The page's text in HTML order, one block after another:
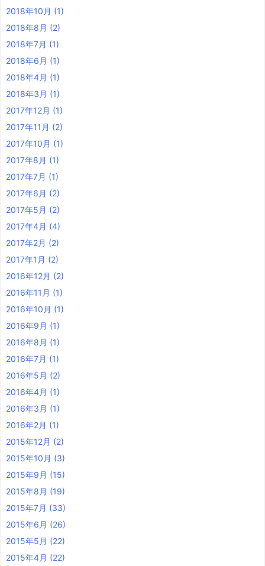
2018年10月 (1)
2018年8月 (2)
2018年7月 (1)
2018年6月 (1)
2018年4月 (1)
2018年3月 (1)
2017年12月 (1)
2017年11月 (2)
2017年10月 (1)
2017年8月 (1)
2017年7月 (1)
2017年6月 (2)
2017年5月 (2)
2017年4月 (4)
2017年2月 (2)
2017年1月 (2)
2016年12月 (2)
2016年11月 (1)
2016年10月 (1)
2016年9月 (1)
2016年8月 (1)
2016年7月 (1)
2016年5月 (2)
2016年4月 (1)
2016年3月 (1)
2016年2月 (1)
2015年12月 (2)
2015年10月 (3)
2015年9月 (15)
2015年8月 (19)
2015年7月 (33)
2015年6月 (26)
2015年5月 (22)
2015年4月 (22)